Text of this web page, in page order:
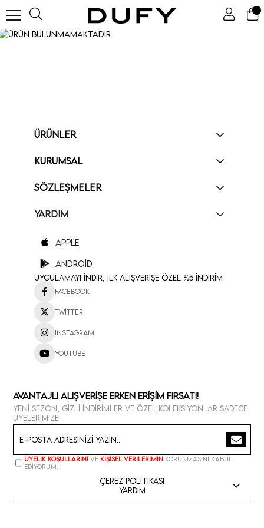
ÜRÜNLER
KURUMSAL
SÖZLEŞMELER
YARDIM
Apple
Android
Uygulamayı İndir, İlk Alışverişe Özel %5 İndirim
Facebook
Twitter
Instagram
Youtube
Avantajlı Alışverişe Erken Erişim Fırsatı!
Yeni sezon, gizli indirimler ve özel koleksiyonlar sadece
üyelerimize!
Üyelik koşullarını ve kişisel verilerimin korunmasını kabul
ediyorum.
Çerez Politikası
Yardım